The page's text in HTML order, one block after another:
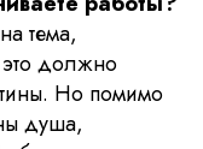
тема,
это должно
Но помимо
душа,